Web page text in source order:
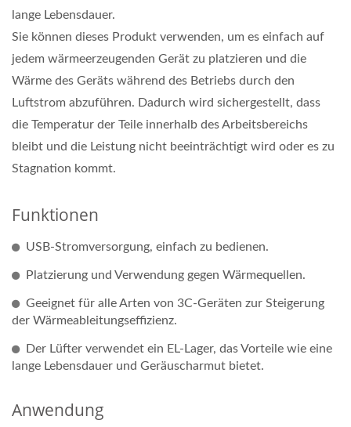
lange Lebensdauer.
Sie können dieses Produkt verwenden, um es einfach auf
jedem wärmeerzeugenden Gerät zu platzieren und die
Wärme des Geräts während des Betriebs durch den
Luftstrom abzuführen. Dadurch wird sichergestellt, dass
die Temperatur der Teile innerhalb des Arbeitsbereichs
bleibt und die Leistung nicht beeinträchtigt wird oder es zu
Stagnation kommt.
Funktionen
USB-Stromversorgung, einfach zu bedienen.
Platzierung und Verwendung gegen Wärmequellen.
Geeignet für alle Arten von 3C-Geräten zur Steigerung
der Wärmeableitungseffizienz.
Der Lüfter verwendet ein EL-Lager, das Vorteile wie eine
lange Lebensdauer und Geräuscharmut bietet.
Anwendung